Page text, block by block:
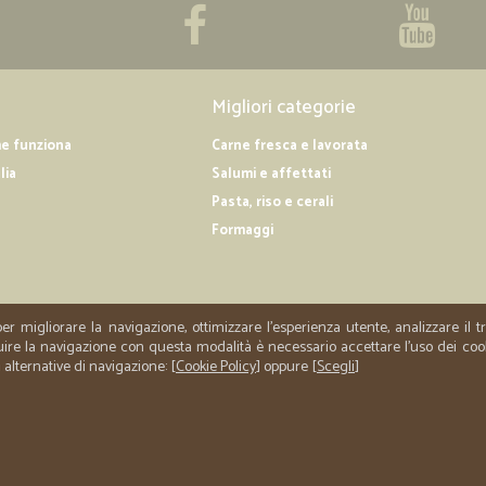
funziona
Migliori categorie
Carne fresca e lavorata
Salumi e affettati
Pasta, riso e cerali
Formaggi
migliorare la navigazione, ottimizzare l'esperienza utente, analizzare il
la navigazione con questa modalità è necessario accettare l'uso dei
di navigazione: [Cookie Policy] oppure [Scegli]